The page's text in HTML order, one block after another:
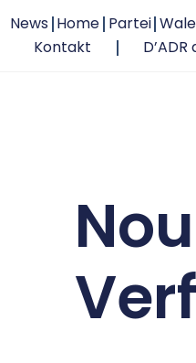
News Home Partei
Kontakt